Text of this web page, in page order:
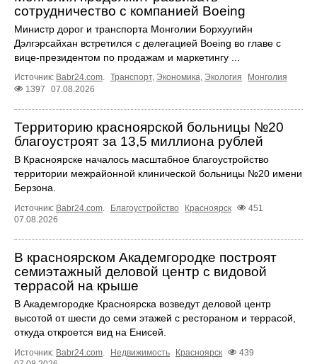
сотрудничество с компанией Boeing
Министр дорог и транспорта Монголии Борхуугийн
Дэлгэрсайхан встретился с делегацией Boeing во главе с
вице-президентом по продажам и маркетингу ...
Источник: Babr24.com. Транспорт, Экономика, Экология
Монголия
1397
07.08.2026
Территорию красноярской больницы №20
благоустроят за 13,5 миллиона рублей
В Красноярске началось масштабное благоустройство
территории межрайонной клинической больницы №20 имени
Берзона.
Источник: Babr24.com. Благоустройство Красноярск
451
07.08.2026
В красноярском Академгородке построят
семиэтажный деловой центр с видовой
террасой на крыше
В Академгородке Красноярска возведут деловой центр
высотой от шести до семи этажей с рестораном и террасой,
откуда откроется вид на Енисей.
Источник: Babr24.com. Недвижимость Красноярск
439